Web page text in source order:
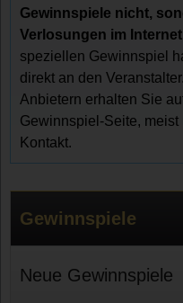
Gewinnspiele nicht,
Verlosungen im
speziellen Gewinnspiel
direkt an den
Anbietern erhalten Sie
Gewinnspiel-Seite,
Kontakt.
Gewinnspiele
Neue Gewinnspiele